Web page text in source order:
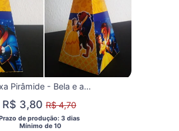
Caixa Pirâmide - Bela e a Fera
R$ 3,80 R$ 4,70
Prazo de produção: 3 dias
  Mínimo de 10